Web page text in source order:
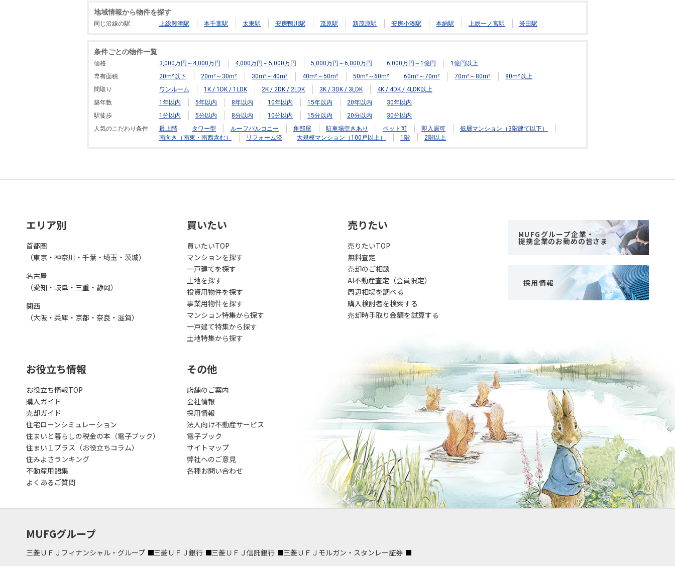
地域情報から物件を探す
同じ沿線の駅 上総興津駅 本千葉駅 太東駅 安房鴨川駅 茂原駅 新茂原駅 安房小湊駅 本納駅 上総一ノ宮駅 誉田駅
条件ごとの物件一覧
価格 3,000万円～4,000万円 4,000万円～5,000万円 5,000万円～6,000万円 6,000万円～1億円
1億円以上
専有面積
20m²以下 20m²～30m² 30m²～40m² 40m²～50m² 50m²～60m² 60m²～70m² 70m²～80m²
80m²以上
間取り
ワンルーム 1K / 1DK / 1LDK 2K / 2DK / 2LDK 3K / 3DK / 3LDK
4K / 4DK / 4LDK以上
築年数
1年以内 5年以内 8年以内 10年以内 15年以内 20年以内
30年以内
駅徒歩
1分以内 5分以内 8分以内 10分以内 15分以内 20分以内
30分以内
人気のこだわり条件
最上階 タワー型 ルーフバルコニー 角部屋 駐車場空きあり ペット可 即入居可
低層マンション（3階建て以下）
南向き（南東・南西含む）
リフォーム済 大規模マンション（100戸以上） 1階 2階以上
エリア別
首都圏
（東京・神奈川・千葉・埼玉・茨城）
名古屋
（愛知・岐阜・三重・静岡）
関西
（大阪・兵庫・京都・奈良・滋賀）
買いたい
買いたいTOP
マンションを探す
一戸建てを探す
土地を探す
投資用物件を探す
事業用物件を探す
マンション特集から探す
一戸建て特集から探す
土地特集から探す
売りたい
売りたいTOP
無料査定
売却のご相談
AI不動産査定（会員限定）
周辺相場を調べる
購入検討者を検索する
売却時手取り金額を試算する
MUFGグループ企業・
提携企業のお勤めの皆さま
採用情報
お役立ち情報
お役立ち情報TOP
購入ガイド
売却ガイド
住宅ローンシミュレーション
住まいと暮らしの税金の本（電子ブック）
住まい１プラス（お役立ちコラム）
住みよさランキング
不動産用語集
よくあるご質問
その他
店舗のご案内
会社情報
採用情報
法人向け不動産サービス
電子ブック
サイトマップ
弊社へのご意見
各種お問い合わせ
MUFGグループ
三菱ＵＦＪフィナンシャル・グループ 三菱ＵＦＪ銀行 三菱ＵＦＪ信託銀行 三菱ＵＦＪモルガン・スタンレー証券